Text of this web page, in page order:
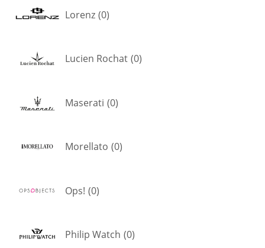
Lorenz (0)
Lucien Rochat (0)
Maserati (0)
Morellato (0)
Ops! (0)
Philip Watch (0)